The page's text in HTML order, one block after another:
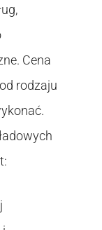
Cena
rodzaju